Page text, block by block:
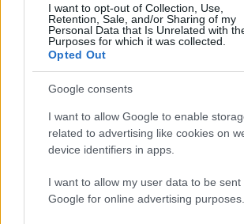
I want to opt-out of Collection, Use,
Retention, Sale, and/or Sharing of my
Personal Data that Is Unrelated with
Purposes for which it was collected.
Opted Out
Google consents
I want to allow Google to enable
related to advertising like cookies on
device identifiers in apps.
I want to allow my user data to be sent
Google for online advertising purposes.
szülei helyzetéből)
technológiai robbanás (a ma
technikai eszköz robbanásszerűen
embereket, de pár hónap múlva akár
és a robotok, akik egyre okosabbak,
motorikus mozgásúak lesznek, és
is? Hogyan fogják átalakítani